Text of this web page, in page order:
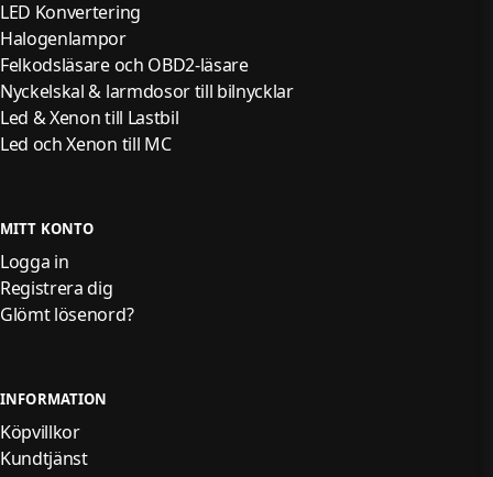
LED Konvertering
Halogenlampor
Felkodsläsare och OBD2-läsare
Nyckelskal & larmdosor till bilnycklar
Led & Xenon till Lastbil
Led och Xenon till MC
MITT KONTO
Logga in
Registrera dig
Glömt lösenord?
INFORMATION
Köpvillkor
Kundtjänst